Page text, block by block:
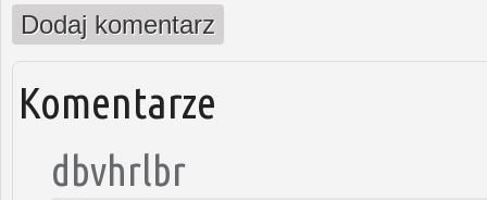
Dodaj komentarz
Komentarze
dbvhrlbr